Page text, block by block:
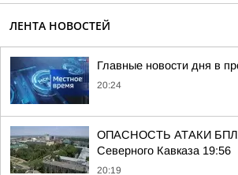
ЛЕНТА НОВОСТЕЙ
Главные новости дня в
20:24
ОПАСНОСТЬ АТАКИ БПЛА
Северного Кавказа 19:56
20:19